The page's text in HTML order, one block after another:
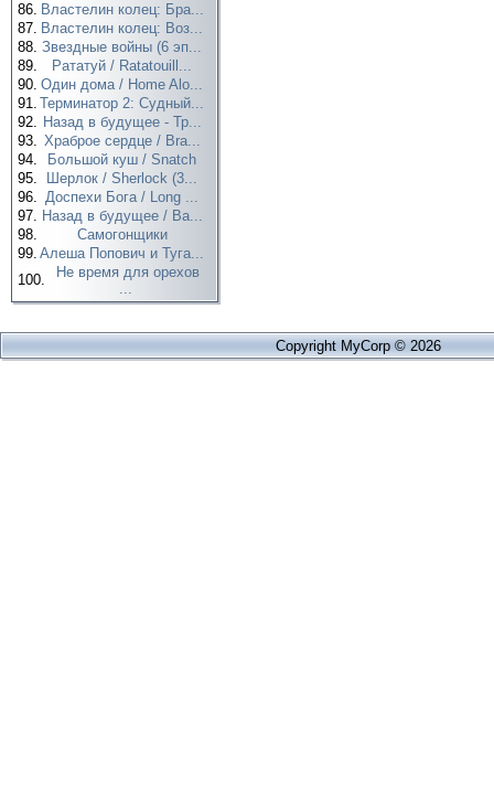
86. Властелин колец: Бра...
87. Властелин колец: Воз...
88. Звездные войны (6 эп...
89.
Рататуй / Ratatouill...
90. Один дома / Home Alo...
91. Терминатор 2: Судный...
92. Назад в будущее - Тр...
93. Храброе сердце / Bra...
94.
Большой куш / Snatch
95.
Шерлок / Sherlock (3...
96. Доспехи Бога / Long ...
97. Назад в будущее / Ba...
98.
Самогонщики
99. Алеша Попович и Туга...
100.
Не время для орехов
...
Copyright MyCorp © 2026